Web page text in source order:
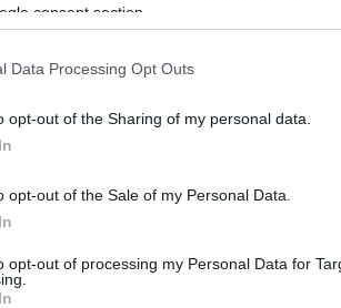
consent section.
Data Processing Opt Outs
opt-out of the Sharing of my personal data.
opt-out of the Sale of my Personal Data.
opt-out of processing my Personal Data for
érhető el – iratkozz fel, kövess
az alábbi gombokkal: